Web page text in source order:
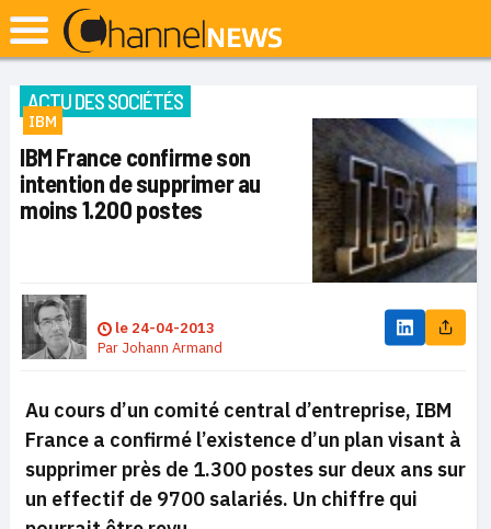
ACTU DES SOCIÉTÉS
IBM
IBM France confirme son
intention de supprimer au
moins 1.200 postes
le 24-04-2013
Par Johann Armand
Au cours d’un comité central d’entreprise, IBM
France a confirmé l’existence d’un plan visant à
supprimer près de 1.300 postes sur deux ans sur
un effectif de 9700 salariés. Un chiffre qui